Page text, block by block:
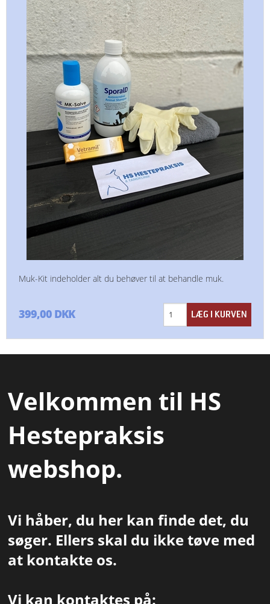
Muk-Kit indeholder alt du behøver til at behandle muk.
399,00 DKK
Velkommen til HS
Hestepraksis
webshop.
​​Vi håber, du her kan finde det, du
søger. Ellers skal du ikke tøve med
at kontakte os.
Vi kan kontaktes på: